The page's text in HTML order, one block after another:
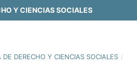
Y CIENCIAS SOCIALES
DERECHO Y CIENCIAS SOCIALES /